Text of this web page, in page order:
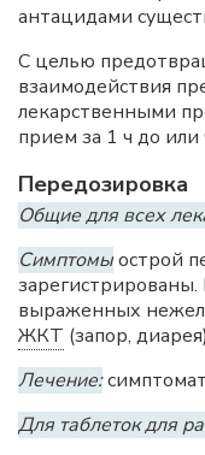
антацидами
С целью
взаимодействия
лекарственными
прием за 1 ч до
Передозировка
Общие для всех
Симптомыострой
выраженных
ЖКТ (запор,
Лечение:
Для таблеток для